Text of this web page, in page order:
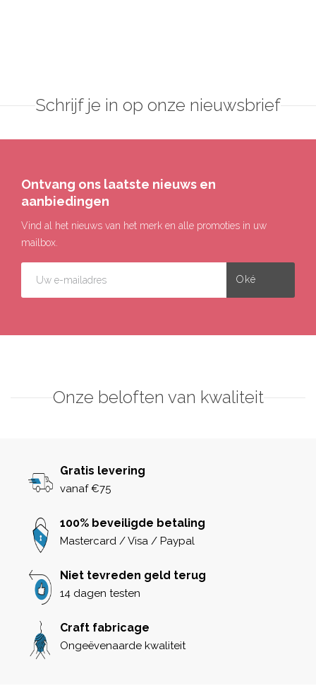
Schrijf je in op onze nieuwsbrief
Ontvang ons laatste nieuws en
aanbiedingen
Vind al het nieuws van het merk en alle promoties in uw
mailbox.
Onze beloften van kwaliteit
Gratis levering
vanaf €75
100% beveiligde betaling
Mastercard / Visa / Paypal
Niet tevreden geld terug
14 dagen testen
Craft fabricage
Ongeëvenaarde kwaliteit